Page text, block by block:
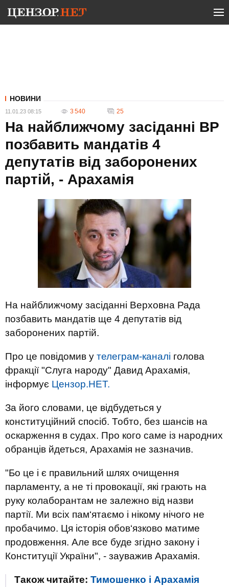
НОВИНИ
11.01.23 08:15 3 540 25
На найближчому засіданні ВР
позбавить мандатів 4
депутатів від заборонених
партій, - Арахамія
На найближчому засіданні Верховна Рада
позбавить мандатів ще 4 депутатів від
заборонених партій.
Про це повідомив у телеграм-каналі голова
фракції "Слуга народу" Давид Арахамія,
інформує Цензор.НЕТ.
За його словами, це відбудеться у
конституційний спосіб. Тобто, без шансів на
оскарження в судах. Про кого саме із народних
обранців йдеться, Арахамія не зазначив.
"Бо це і є правильний шлях очищення
парламенту, а не ті провокації, які грають на
руку колаборантам не залежно від назви
партії. Ми всіх пам‘ятаємо і нікому нічого не
пробачимо. Ця історія обов‘язково матиме
продовження. Але все буде згідно закону і
Конституції України", - зауважив Арахамія.
Також читайте: Тимошенко і Арахамія